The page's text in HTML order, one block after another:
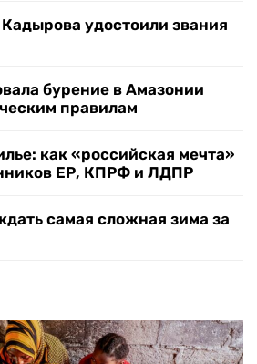
удостоили звания
бурение в Амазонии
правилам
как «российская мечта»
ЕР, КПРФ и ЛДПР
самая сложная зима за